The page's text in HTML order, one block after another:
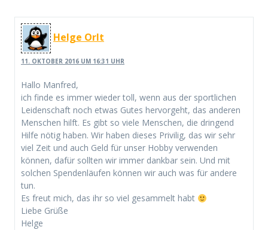
Helge Orlt
11. OKTOBER 2016 UM 16:31 UHR
Hallo Manfred,
ich finde es immer wieder toll, wenn aus der sportlichen
Leidenschaft noch etwas Gutes hervorgeht, das anderen
Menschen hilft. Es gibt so viele Menschen, die dringend
Hilfe nötig haben. Wir haben dieses Privilig, das wir sehr
viel Zeit und auch Geld für unser Hobby verwenden
können, dafür sollten wir immer dankbar sein. Und mit
solchen Spendenläufen können wir auch was für andere
tun.
Es freut mich, das ihr so viel gesammelt habt
Liebe Grüße
Helge